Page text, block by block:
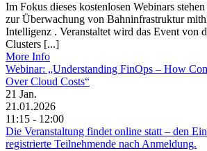
Im Fokus dieses kostenlosen Webinars
zur Überwachung von Bahninfrastruktur
Intelligenz . Veranstaltet wird das Event von
Clusters [...]
More Info
Webinar: „Understanding FinOps – How
Over Cloud Costs“
21 Jan.
21.01.2026
11:15 - 12:00
Die Veranstaltung findet online statt – den
registrierte Teilnehmende nach Anmeldung.